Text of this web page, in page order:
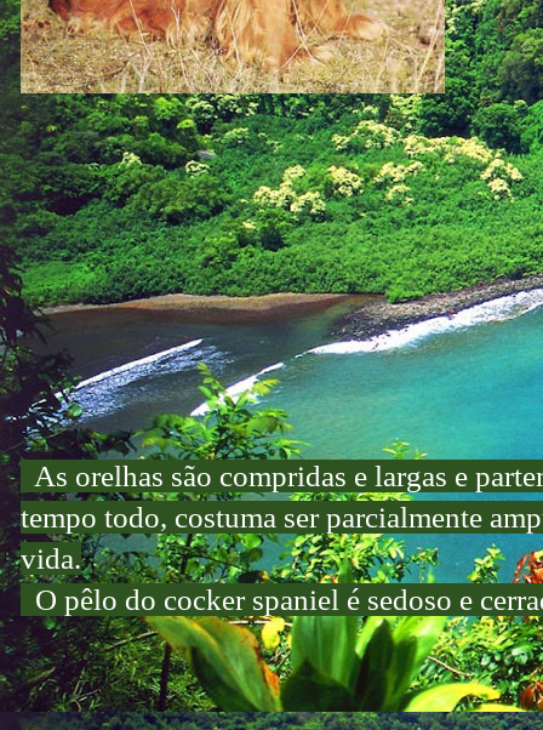
As orelhas são compridas e largas e
tempo todo, costuma ser parcialmente
vida.
O pêlo do cocker spaniel é sedoso e